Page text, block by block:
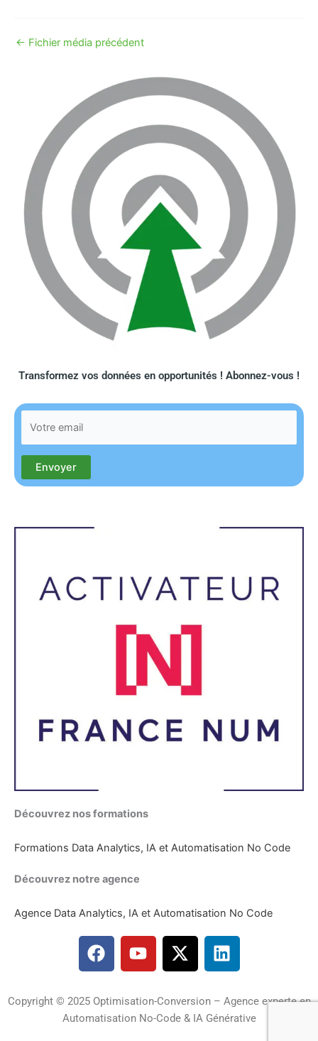
← Fichier média précédent
Transformez vos données en opportunités ! Abonnez-vous !​
Découvrez nos formations
Formations Data Analytics, IA et Automatisation No Code
Découvrez notre agence
Agence Data Analytics, IA et Automatisation No Code
F
a
e
b
Y
o
t
u
X
-
w
i
L
i
k
e
Copyright © 2025 Optimisation-Conversion – Agence experte en
Automatisation No-Code & IA Générative